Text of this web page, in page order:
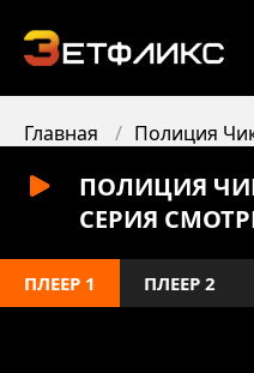
Главная Полиция
ПОЛИЦИЯ
СЕРИЯ
ПЛЕЕР 1 ПЛЕЕР 2